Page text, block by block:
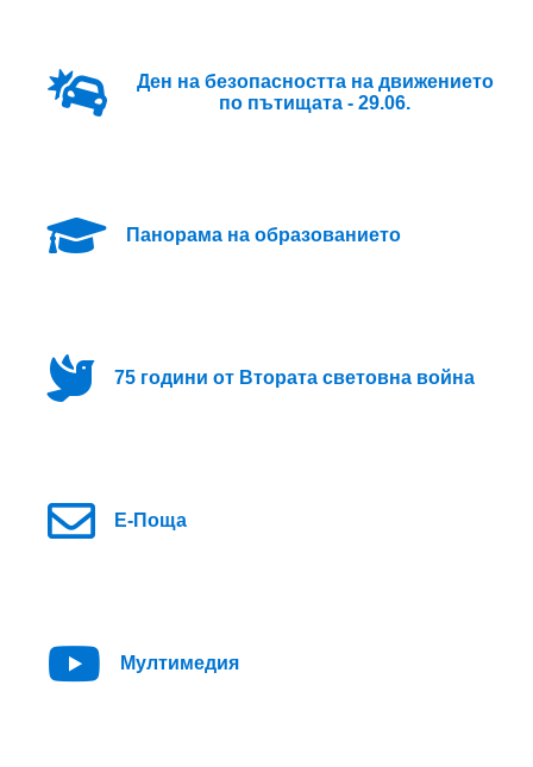
Ден на безопасността на движението
по пътищата - 29.06.
Панорама на образованието
75 години от Втората световна война
Е-Поща
Мултимедия